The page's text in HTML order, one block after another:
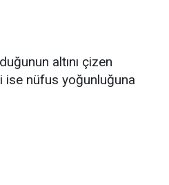
altını çizen
ise nüfus yoğunluğuna